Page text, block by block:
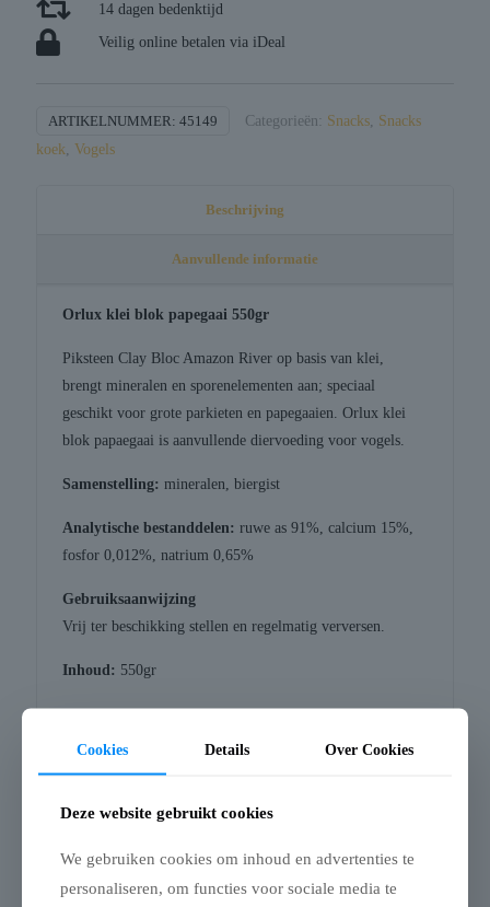
14 dagen bedenktijd
Veilig online betalen via iDeal
ARTIKELNUMMER: 45149 Categorieën: Snacks, Snacks
koek, Vogels
Beschrijving
Aanvullende informatie
Orlux klei blok papegaai 550gr
Piksteen Clay Bloc Amazon River op basis van klei,
brengt mineralen en sporenelementen aan; speciaal
geschikt voor grote parkieten en papegaaien. Orlux klei
blok papaegaai is aanvullende diervoeding voor vogels.
Samenstelling:mineralen, biergist
Analytische bestanddelen:ruwe as 91%, calcium 15%,
fosfor 0,012%, natrium 0,65%
Gebruiksaanwijzing
Vrij ter beschikking stellen en regelmatig verversen.
Inhoud: 550gr
Cookies Details Over Cookies
Deze website gebruikt cookies
We gebruiken cookies om inhoud en advertenties te
personaliseren, om functies voor sociale media te